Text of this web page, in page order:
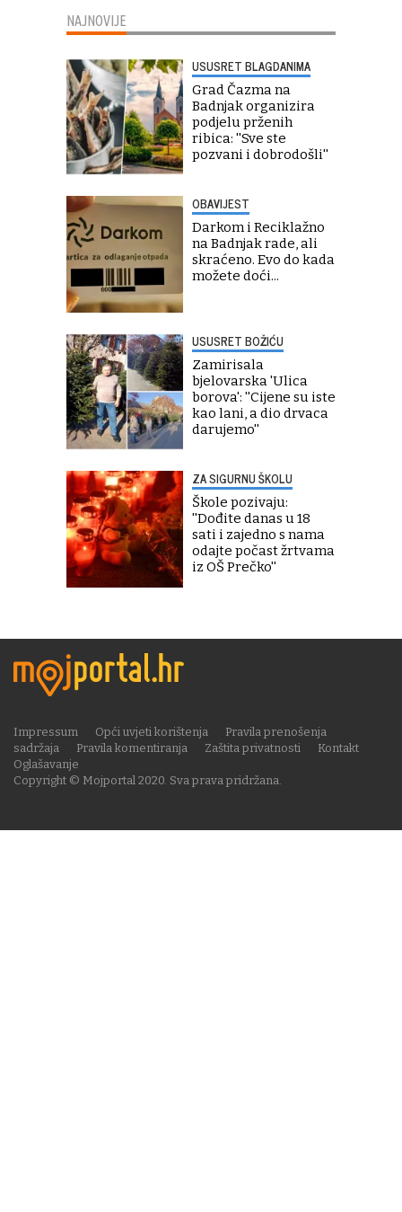
NAJNOVIJE
USUSRET BLAGDANIMA
Grad Čazma na
Badnjak organizira
podjelu prženih
ribica: ''Sve ste
pozvani i dobrodošli''
OBAVIJEST
Darkom i Reciklažno
na Badnjak rade, ali
skraćeno. Evo do kada
možete doći...
USUSRET BOŽIĆU
Zamirisala
bjelovarska 'Ulica
borova': ''Cijene su iste
kao lani, a dio drvaca
darujemo''
ZA SIGURNU ŠKOLU
Škole pozivaju:
''Dođite danas u 18
sati i zajedno s nama
odajte počast žrtvama
iz OŠ Prečko''
Copyright © Mojportal 2020. Sva prava pridržana.
Impressum Opći uvjeti korištenja
Pravila prenošenja
sadržaja
Pravila komentiranja Zaštita privatnosti
Kontakt
Oglašavanje